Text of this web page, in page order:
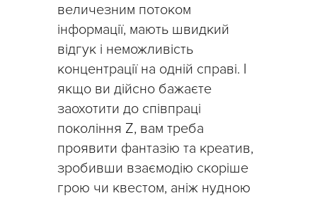
величезним потоком
інформації, мають швидкий
відгук і неможливість
концентрації на одній справі. І
якщо ви дійсно бажаєте
заохотити до співпраці
покоління Z, вам треба
проявити фантазію та креатив,
зробивши взаємодію скоріше
грою чи квестом, аніж нудною